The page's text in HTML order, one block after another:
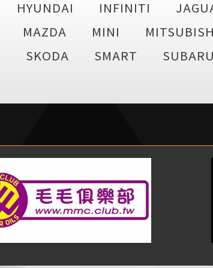
HYUNDAI INFINITI
MAZDA MINI
SKODA SMART SUBARU